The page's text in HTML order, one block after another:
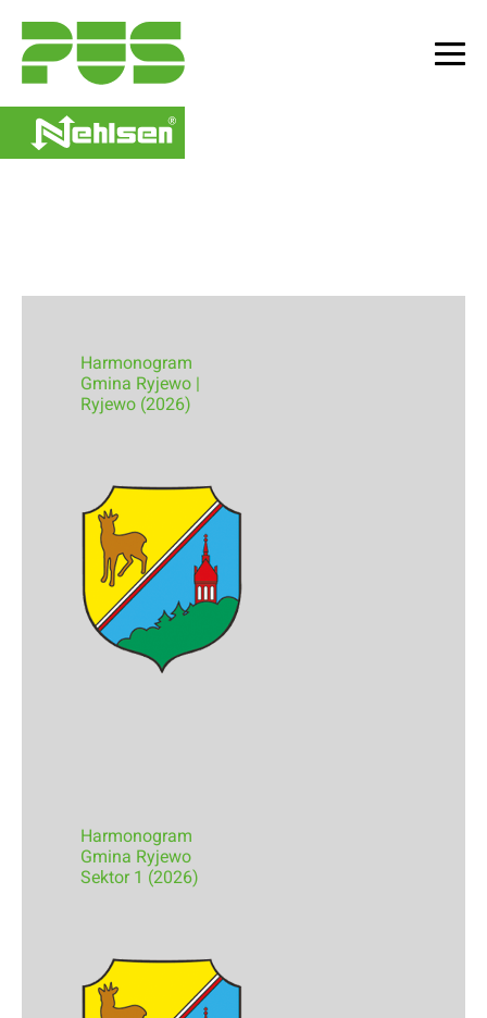
content
Harmonogram
Gmina Ryjewo |
Ryjewo (2026)
Harmonogram
Gmina Ryjewo
Sektor 1 (2026)